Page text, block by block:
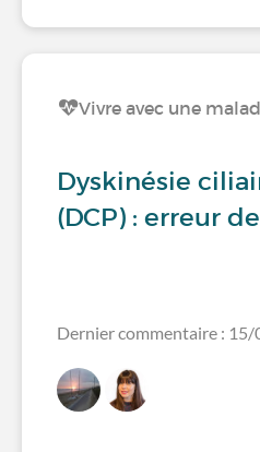
Vivre avec une
Dyskinésie
(DCP) : erreur
Dernier commentaire :